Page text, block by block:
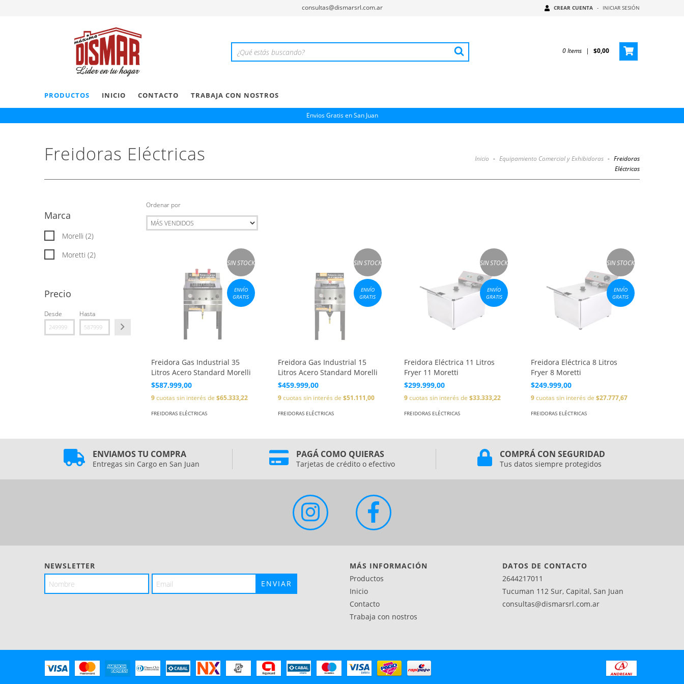
consultas@dismarsrl.com.ar CREAR CUENTA - INICIAR SESIÓN
0Items | $0,00
PRODUCTOS INICIO CONTACTO TRABAJA CON NOSTROS
Envios Gratis en San Juan
Freidoras Eléctricas Inicio - Equipamiento Comercial y Exhibidoras - Freidoras
Eléctricas
Marca
Morelli (2)
Moretti (2)
Precio
Desde Hasta
Ordenar por
SIN STOCK
ENVÍO
GRATIS
Freidora Gas Industrial 35
Litros Acero Standard Morelli
$587.999,00
9cuotas sin interés de $65.333,22
FREIDORAS ELÉCTRICAS
SIN STOCK
ENVÍO
GRATIS
Freidora Gas Industrial 15
Litros Acero Standard Morelli
$459.999,00
9cuotas sin interés de $51.111,00
FREIDORAS ELÉCTRICAS
SIN STOCK
ENVÍO
GRATIS
Freidora Eléctrica 11 Litros
Fryer 11 Moretti
$299.999,00
9cuotas sin interés de$33.333,22
FREIDORAS ELÉCTRICAS
SIN STOCK
ENVÍO
GRATIS
Freidora Eléctrica 8 Litros
Fryer 8 Moretti
$249.999,00
9cuotas sin interés de$27.777,67
FREIDORAS ELÉCTRICAS
ENVIAMOS TU COMPRA
Entregas sin Cargo en San Juan
PAGÁ COMO QUIERAS
Tarjetas de crédito o efectivo
COMPRÁ CON SEGURIDAD
Tus datos siempre protegidos
NEWSLETTER
MÁS INFORMACIÓN
Productos
Inicio
Contacto
Trabaja con nostros
DATOS DE CONTACTO
2644217011
Tucuman 112 Sur, Capital, San Juan
consultas@dismarsrl.com.ar